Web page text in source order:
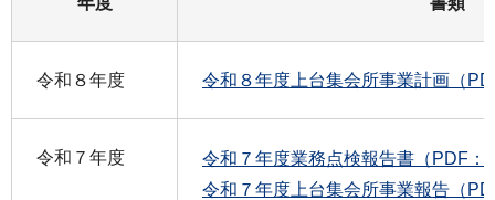
令和８年度 令和８年度上台集会所事業計画（
令和７年度
令和７年度業務点検報告書（PDF：
令和７年度上台集会所事業報告（